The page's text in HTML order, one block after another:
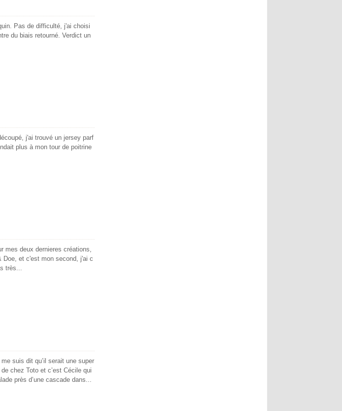
Pas de difficulté, j'ai choisi
du biais retourné. Verdict un
j'ai trouvé un jersey parf
plus à mon tour de poitrine
mes deux dernieres créations,
Doe, et c'est mon second, j'ai c
très...
suis dit qu’il serait une super
chez Toto et c’est Cécile qui
près d’une cascade dans...